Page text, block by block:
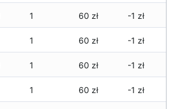
1 60 zł -1 zł
1 60 zł -1 zł
1 60 zł -1 zł
1 60 zł -1 zł